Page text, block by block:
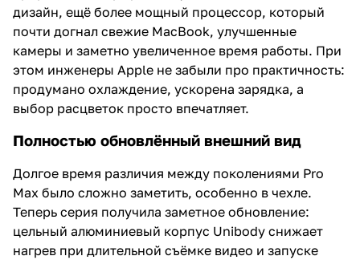
дизайн, ещё более мощный процессор, который
почти догнал свежие MacBook, улучшенные
камеры и заметно увеличенное время работы. При
этом инженеры Apple не забыли про практичность:
продумано охлаждение, ускорена зарядка, а
выбор расцветок просто впечатляет.
Полностью обновлённый внешний вид
Долгое время различия между поколениями Pro
Max было сложно заметить, особенно в чехле.
Теперь серия получила заметное обновление:
цельный алюминиевый корпус Unibody снижает
нагрев при длительной съёмке видео и запуске